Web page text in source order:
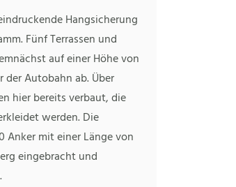
Hangsicherung
Fünf Terrassen und
auf einer Höhe von
der Autobahn ab. Über
hier bereits verbaut, die
werden. Die
Anker mit einer Länge von
eingebracht und